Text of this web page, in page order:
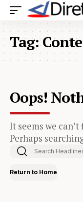
Tag:
Oops!
It seems we
Perhaps
Return to Home